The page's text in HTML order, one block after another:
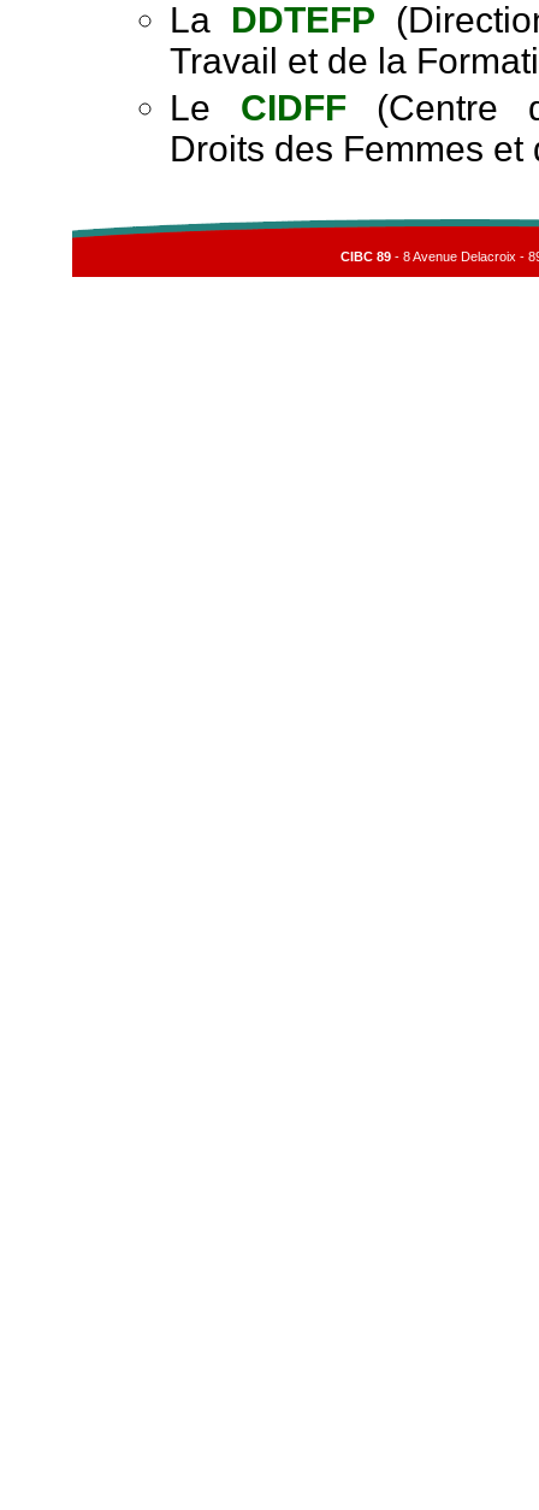
La DDTEFP
Travail et de la
Le CIDFF(Centre
Droits des Femmes et
CIBC 89 - 8 Avenue Delacroix -